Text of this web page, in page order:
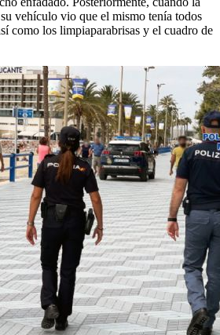
vehículo vio que el mismo tenía todos
como los limpiaparabrisas y el cuadro de